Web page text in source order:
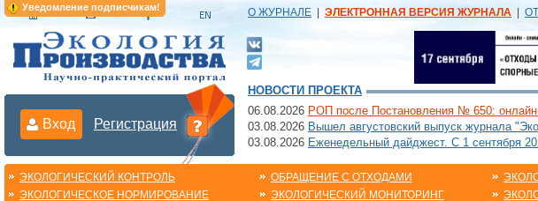
Уведомление подписчикам! О ЖУРНАЛЕ ЭЛЕКТРОННАЯ ВЕРСИЯ ЖУРНАЛА
Вход Регистрация
НОВОСТИ ПРОЕКТА
06.08.2026 РОП после Постановления № 650: онлайн-
03.08.2026 Вышел августовский выпуск журнала
03.08.2026 Еженедельный дайджест. С 1 сентября
ЭКОЛОГИЧЕСКИЙ КОНТРОЛЬ
ЭКОЛОГИЧЕСКОЕ НОРМИРОВАНИЕ
ОБРАЩЕНИЕ С ОТХОДАМИ
ЭКОЛОГИЧЕСКИЙ МОНИТОРИНГ